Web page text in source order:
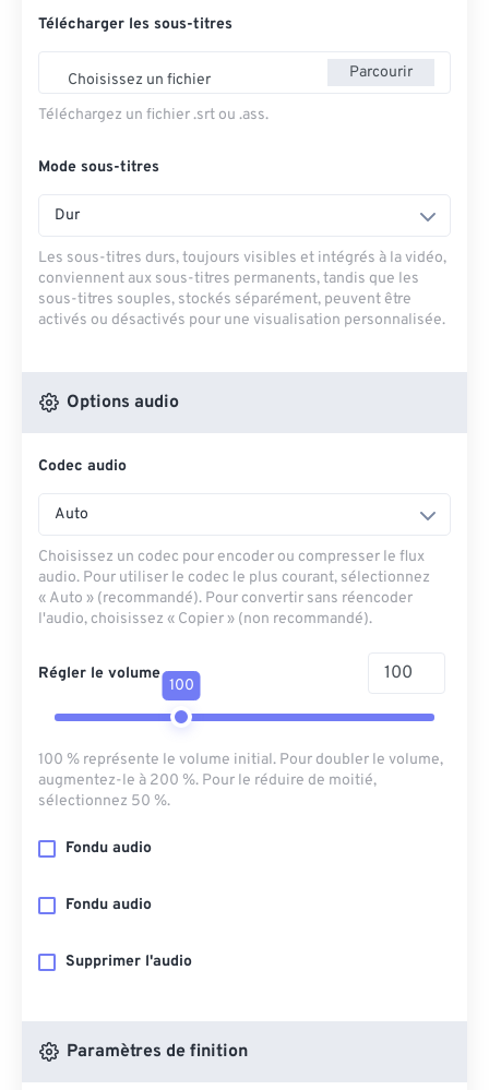
Télécharger les sous-titres
Choisissez un fichier Parcourir
Téléchargez un fichier .srt ou .ass.
Mode sous-titres
Dur
Les sous-titres durs, toujours visibles et intégrés à la vidéo,
conviennent aux sous-titres permanents, tandis que les
sous-titres souples, stockés séparément, peuvent être
activés ou désactivés pour une visualisation personnalisée.
Options audio
Codec audio
Auto
Choisissez un codec pour encoder ou compresser le flux
audio. Pour utiliser le codec le plus courant, sélectionnez
« Auto » (recommandé). Pour convertir sans réencoder
l'audio, choisissez « Copier » (non recommandé).
Régler le volume
100
100 % représente le volume initial. Pour doubler le volume,
augmentez-le à 200 %. Pour le réduire de moitié,
sélectionnez 50 %.
Fondu audio
Fondu audio
Supprimer l'audio
Paramètres de finition